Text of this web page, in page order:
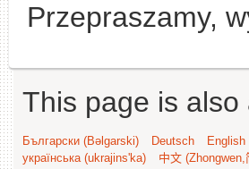
Przepraszamy,
This page is
Български (Bəlgarski) Deutsch English
українська (ukrajins'ka)
中文 (Zhongwen,